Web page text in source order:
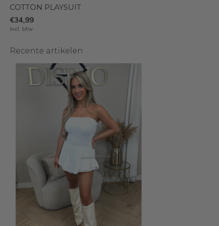
COTTON PLAYSUIT
€34,99
Incl. btw
Recente artikelen